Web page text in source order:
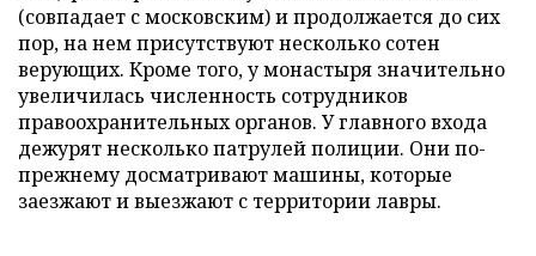
(совпадает с московским) и продолжается до сих
пор, на нем присутствуют несколько сотен
верующих. Кроме того, у монастыря значительно
увеличилась численность сотрудников
правоохранительных органов. У главного входа
дежурят несколько патрулей полиции. Они по-
прежнему досматривают машины, которые
заезжают и выезжают с территории лавры.